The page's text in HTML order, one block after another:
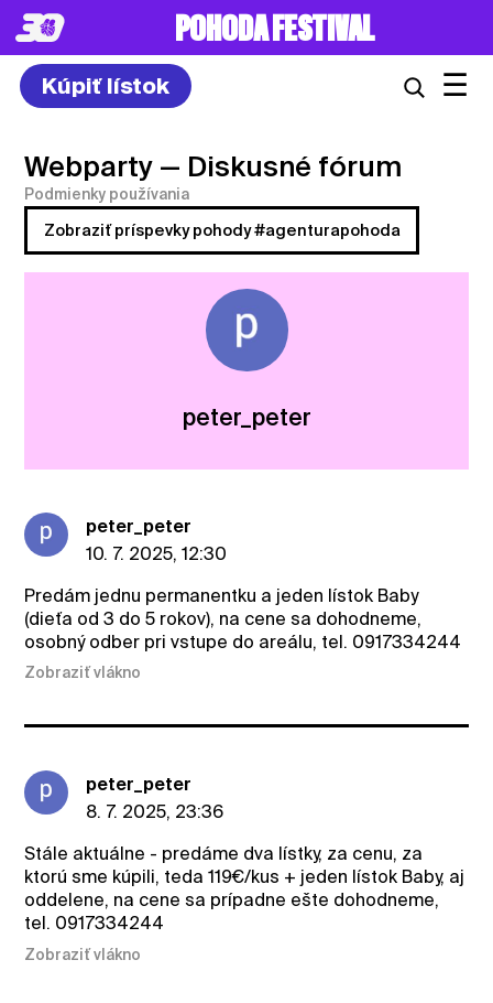
POHODA FESTIVAL
Kúpiť lístok ☰
Webparty — Diskusné fórum
Podmienky používania
Zobraziť príspevky pohody #agenturapohoda
peter_peter
peter_peter
10. 7. 2025, 12:30
Predám jednu permanentku a jeden lístok Baby
(dieťa od 3 do 5 rokov), na cene sa dohodneme,
osobný odber pri vstupe do areálu, tel. 0917334244
Zobraziť vlákno
peter_peter
8. 7. 2025, 23:36
Stále aktuálne - predáme dva lístky, za cenu, za
ktorú sme kúpili, teda 119€/kus + jeden lístok Baby, aj
oddelene, na cene sa prípadne ešte dohodneme,
tel. 0917334244
Zobraziť vlákno